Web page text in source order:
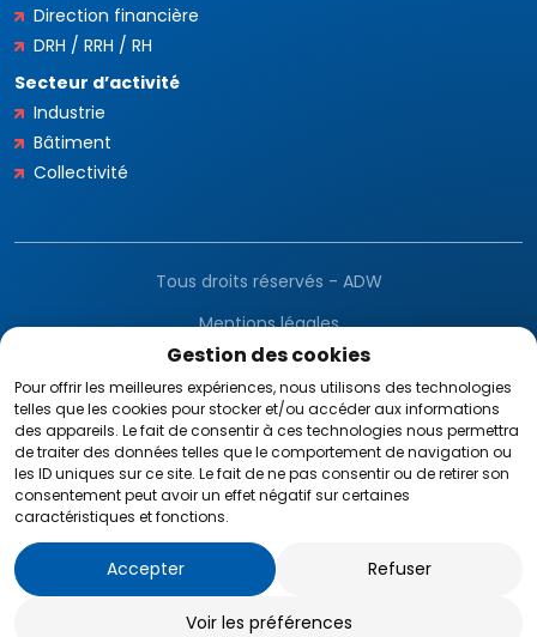
Gestion des cookies
Pour offrir les meilleures expériences, nous utilisons des technologies
telles que les cookies pour stocker et/ou accéder aux informations
des appareils. Le fait de consentir à ces technologies nous permettra
de traiter des données telles que le comportement de navigation ou
les ID uniques sur ce site. Le fait de ne pas consentir ou de retirer son
consentement peut avoir un effet négatif sur certaines
caractéristiques et fonctions.
Accepter Refuser
Voir les préférences
Direction financière
DRH / RRH / RH
Secteur d’activité
Industrie
Bâtiment
Collectivité
Tous droits réservés - ADW
Mentions légales
CGV
RGPD
Plan du site
Facture électronique